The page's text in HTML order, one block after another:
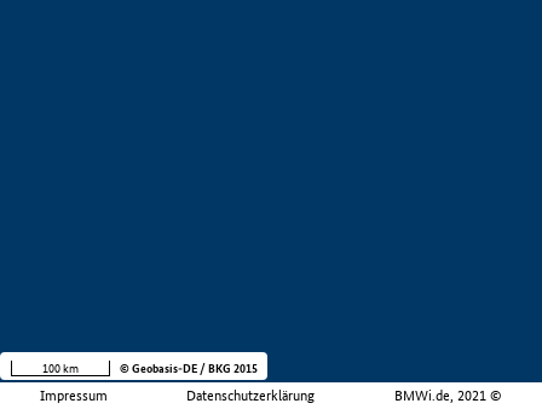
Impressum Datenschutzerklärung BMWi.de, 2021 ©
100 km © Geobasis-DE / BKG 2015